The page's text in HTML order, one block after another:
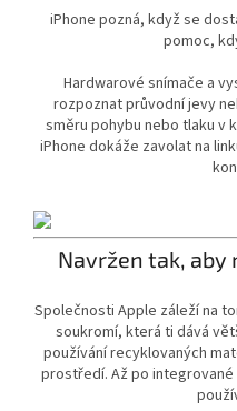
iPhone pozná, když se
pomoc,
Hardwarové snímače a
rozpoznat průvodní jevy
směru pohybu nebo tlaku v
iPhone dokáže zavolat na
Navržen tak, aby
Společnosti Apple záleží na
soukromí, která ti dává
používání recyklovaných
prostředí. Až po